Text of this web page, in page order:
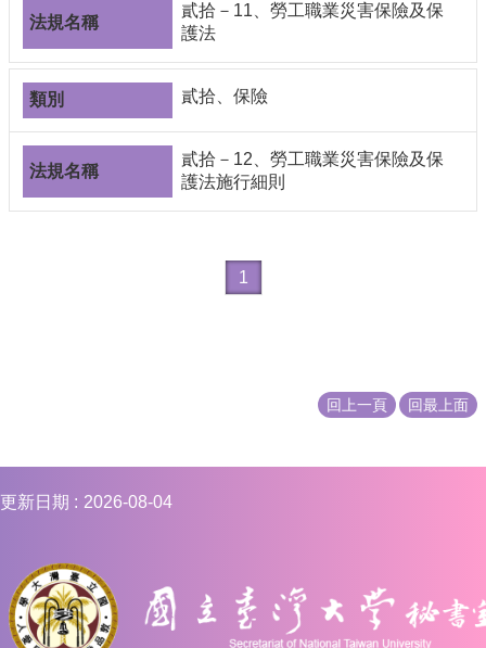
貳拾－11、勞工職業災害保險及保
護法
貳拾、保險
貳拾－12、勞工職業災害保險及保
護法施行細則
1
回上一頁 回最上面
更新日期 2026-08-04